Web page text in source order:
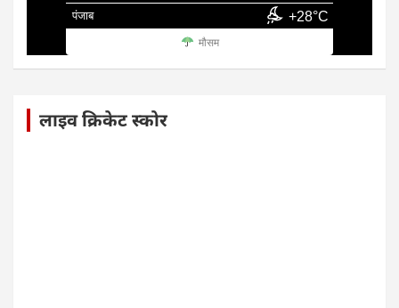
पंजाब +28°C
मौसम
लाइव क्रिकेट स्कोर